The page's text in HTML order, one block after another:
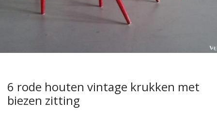
6 rode houten vintage krukken met
biezen zitting